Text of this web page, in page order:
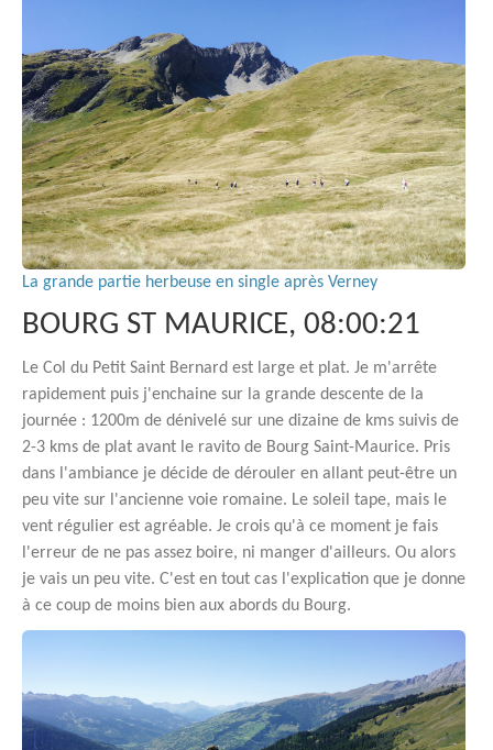
La grande partie herbeuse en single après Verney
BOURG ST MAURICE, 08:00:21
Le Col du Petit Saint Bernard est large et plat. Je m'arrête
rapidement puis j'enchaine sur la grande descente de la
journée : 1200m de dénivelé sur une dizaine de kms suivis de
2-3 kms de plat avant le ravito de Bourg Saint-Maurice. Pris
dans l'ambiance je décide de dérouler en allant peut-être un
peu vite sur l'ancienne voie romaine. Le soleil tape, mais le
vent régulier est agréable. Je crois qu'à ce moment je fais
l'erreur de ne pas assez boire, ni manger d'ailleurs. Ou alors
je vais un peu vite. C'est en tout cas l'explication que je donne
à ce coup de moins bien aux abords du Bourg.